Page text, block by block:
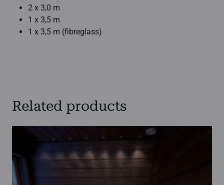
2 x 3,0 m
1 x 3,5 m
1 x 3,5 m (fibreglass)
Related products